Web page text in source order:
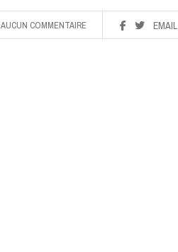
EMAIL
AUCUN COMMENTAIRE